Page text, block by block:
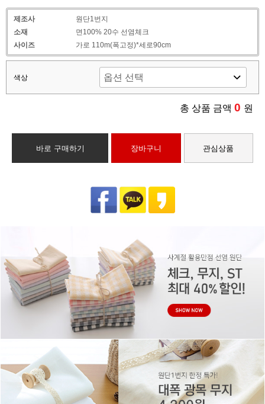
제조사
원단1번지
소재
면100% 20수 선염체크
사이즈
가로 110m(폭고정)*세로90cm
색상
총 상품 금액 0 원
바로 구매하기 장바구니 관심상품